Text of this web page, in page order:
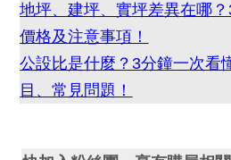
地坪、建坪、實坪差異在哪？
價格及注意事項！
公設比是什麼？3分鐘一次看
目、常見問題！